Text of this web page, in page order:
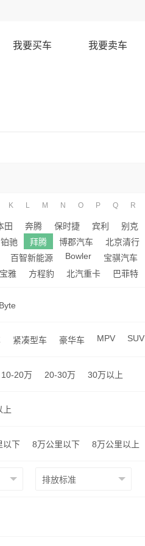
我要买车 我要卖车
K L M N O P Q R
田 奔腾 保时捷 宾利 别克
铂驰 拜腾 博郡汽车 北京清行
百智新能源 Bowler 宝骐汽车
宝雅 方程豹 北汽重卡 巴菲特
紧凑型车 豪华车 MPV SUV
10-20万 20-30万 30万以上
上
以下 8万公里以下 8万公里以上